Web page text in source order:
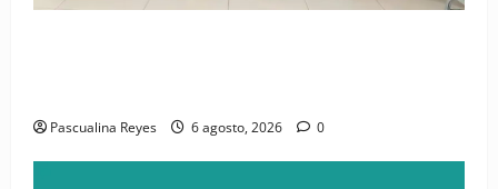
Pascualina Reyes 6 agosto, 2026 0